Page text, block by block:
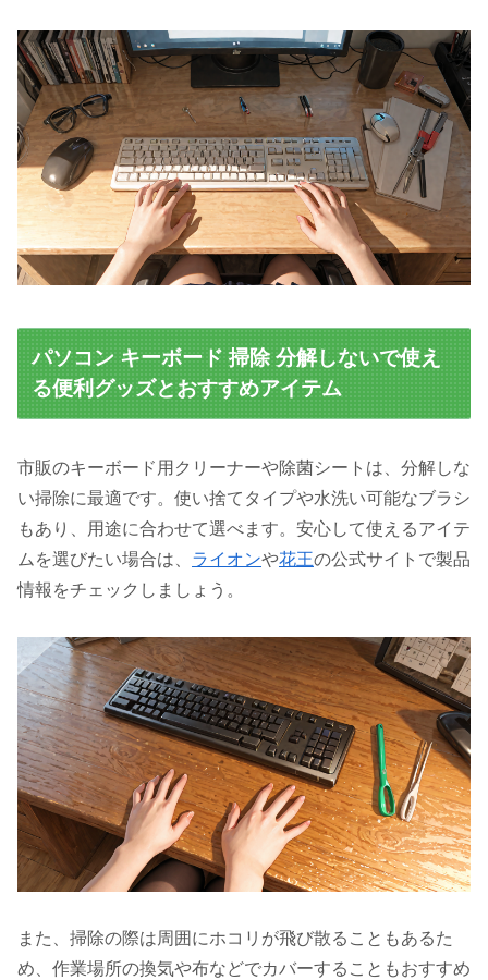
パソコン キーボード 掃除 分解しないで使え
る便利グッズとおすすめアイテム
市販のキーボード用クリーナーや除菌シートは、分解しな
い掃除に最適です。使い捨てタイプや水洗い可能なブラシ
もあり、用途に合わせて選べます。安心して使えるアイテ
ムを選びたい場合は、 ライオンや花王の公式サイトで製品
情報をチェックしましょう。
また、掃除の際は周囲にホコリが飛び散ることもあるた
め、作業場所の換気や布などでカバーすることもおすすめ